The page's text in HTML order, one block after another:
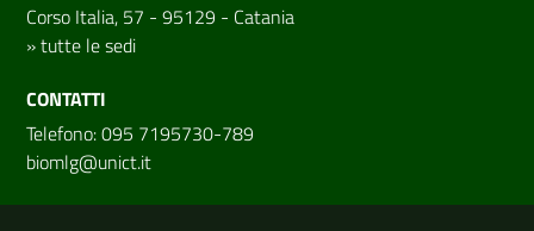
Corso Italia, 57 - 95129 - Catania
»tutte le sedi
CONTATTI
Telefono: 095 7195730-789
biomlg@unict.it